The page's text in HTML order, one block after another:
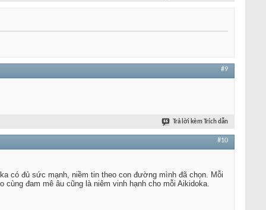
#9
Trả lời kèm Trích dẫn
#10
có đủ sức mạnh, niềm tin theo con đường mình đã chọn. Mỗi
đam mê âu cũng là niêm vinh hạnh cho mỗi Aikidoka.